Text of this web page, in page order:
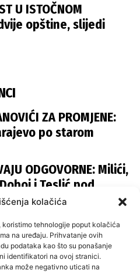
kolačića
tehnologije poput kolačića
na uređaju. Prihvatanje ovih
podataka kao što su ponašanje
identifikatori na ovoj stranici.
može negativno uticati na
U ISTOČNOM
dvije opštine, slijedi
ZA PROMJENE:
po starom
ODGOVORNE: Milići,
i Teslić pod
U ISTOČNOM
opštine, slijedi